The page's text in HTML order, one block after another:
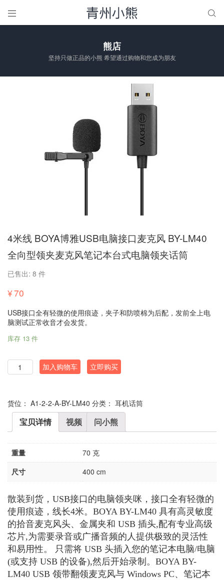
 
熊店
坚持只做正品的小熊 希望通过购物和您成为朋友
4米线 BOYA博雅USB电脑接口麦克风 BY-LM40
全向型领夹麦克风笔记本台式电脑领夹话筒
已售出: 8 件
¥70
USB接口全有轻微的使用痕迹，夹子和防喷棉为后配，发前全上电
脑测试正常收音才会发货。
库存 13 件
数
量
加入购物车 立即购买
货位： A1-2-2-A-BY-LM40 分类： 耳机话筒
宝贝详情 视频 问小熊
重量
70 克
尺寸
400 cm
散装到货，USB接口的电脑领夹咪，接口全有轻微的
使用痕迹，线长4米。BOYA BY-LM40 具有高灵敏度
的拾音麦克风头、金属夹和 USB 插头,配有专业高级
芯片,为需要录音或广播音频的人提供极致的灵活性
和易用性。 只需将 USB 头插入您的笔记本电脑/电脑
(或支持 USB 的设备),然后开始录制。BOYA BY-
LM40 USB 领带翻领麦克风与 Windows PC、笔记本